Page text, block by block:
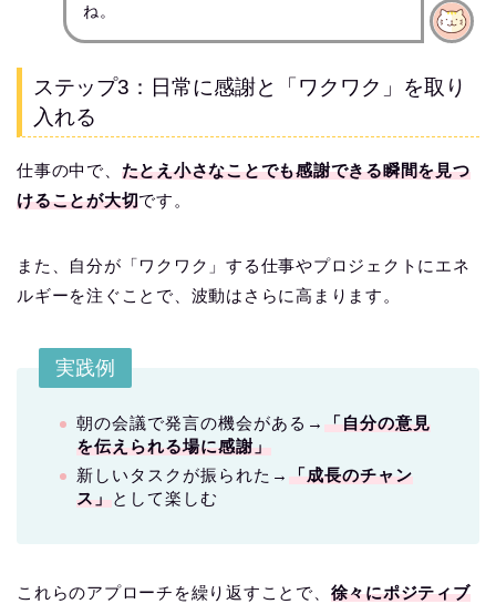
ね。
ステップ3：日常に感謝と「ワクワク」を取り
入れる
仕事の中で、 たとえ小さなことでも感謝できる瞬間を見つ
けることが大切です。
また、自分が「ワクワク」する仕事やプロジェクトにエネ
ルギーを注ぐことで、波動はさらに高まります。
実践例
朝の会議で発言の機会がある→
「自分の意見
を伝えられる場に感謝」
新しいタスクが振られた→
「成長のチャン
ス」
として楽しむ
これらのアプローチを繰り返すことで、 徐々にポジティブ